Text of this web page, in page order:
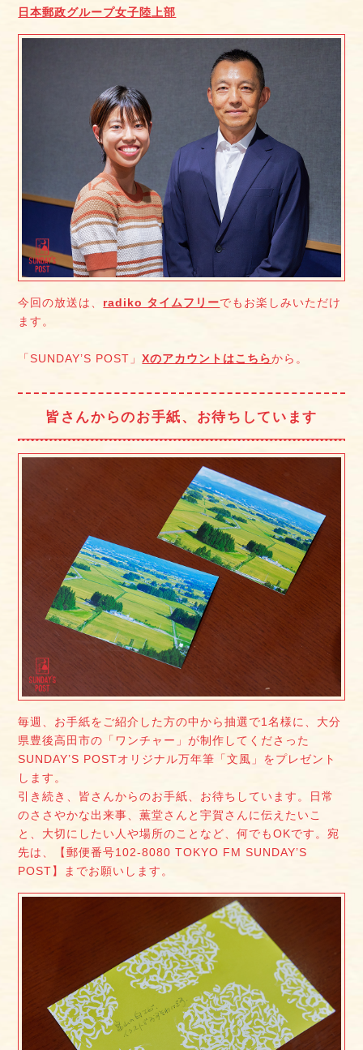
日本郵政グループ女子陸上部
今回の放送は、 radiko タイムフリーでもお楽しみいただけ
ます。
「SUNDAY’S POST」Xのアカウントはこちらから。
皆さんからのお手紙、お待ちしています
毎週、お手紙をご紹介した方の中から抽選で1名様に、大分
県豊後高田市の「ワンチャー」が制作してくださった
SUNDAY’S POSTオリジナル万年筆「文風」をプレゼント
します。
引き続き、皆さんからのお手紙、お待ちしています。日常
のささやかな出来事、薫堂さんと宇賀さんに伝えたいこ
と、大切にしたい人や場所のことなど、何でもOKです。宛
先は、【郵便番号102-8080 TOKYO FM SUNDAY’S
POST】までお願いします。